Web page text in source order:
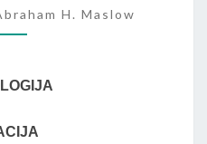
MASLOW
KNYGOS
IR
H. Maslow